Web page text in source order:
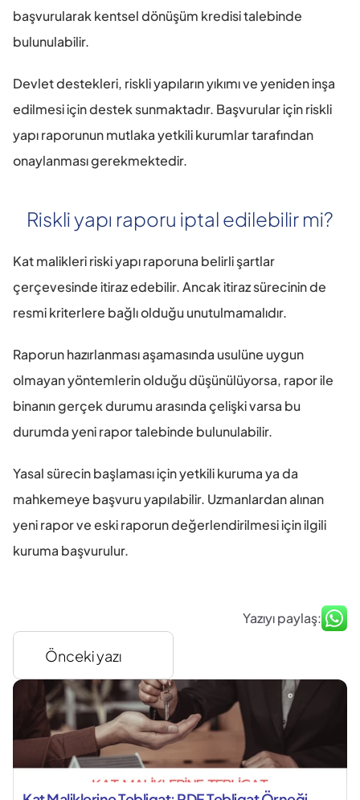
başvurularak kentsel dönüşüm kredisi talebinde
bulunulabilir.
Devlet destekleri, riskli yapıların yıkımı ve yeniden inşa
edilmesi için destek sunmaktadır. Başvurular için riskli
yapı raporunun mutlaka yetkili kurumlar tarafından
onaylanması gerekmektedir.
Riskli yapı raporu iptal edilebilir mi?
Kat malikleri riski yapı raporuna belirli şartlar
çerçevesinde itiraz edebilir. Ancak itiraz sürecinin de
resmi kriterlere bağlı olduğu unutulmamalıdır.
Raporun hazırlanması aşamasında usulüne uygun
olmayan yöntemlerin olduğu düşünülüyorsa, rapor ile
binanın gerçek durumu arasında çelişki varsa bu
durumda yeni rapor talebinde bulunulabilir.
Yasal sürecin başlaması için yetkili kuruma ya da
mahkemeye başvuru yapılabilir. Uzmanlardan alınan
yeni rapor ve eski raporun değerlendirilmesi için ilgili
kuruma başvurulur.
Yazıyı paylaş:
Önceki yazı